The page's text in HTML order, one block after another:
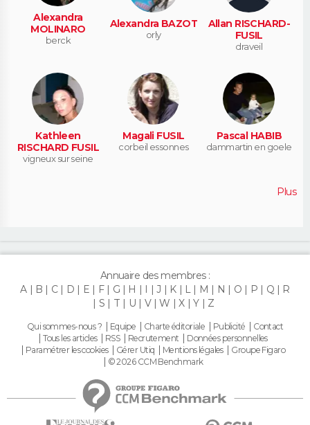
Alexandra
MOLINARO
berck
Alexandra BAZOT
orly
Allan RISCHARD-
FUSIL
draveil
Kathleen
RISCHARD FUSIL
vigneux sur seine
Magali FUSIL
corbeil essonnes
Pascal HABIB
dammartin en goele
Plus
Annuaire des membres :
A
B C D E F G H I J K L M N O P Q
R
S
T U V W X Y Z
Qui sommes-nous ? Equipe Charte éditoriale Publicité
Contact
Tous les articles
RSS Recrutement
Données personnelles
Paramétrer les cookies
Gérer Utiq Mentions légales
Groupe Figaro
© 2026 CCM Benchmark